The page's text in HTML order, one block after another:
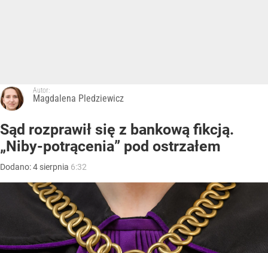
Autor:
Magdalena Pledziewicz
Sąd rozprawił się z bankową fikcją.
„Niby-potrącenia” pod ostrzałem
Dodano:4 sierpnia 6:32